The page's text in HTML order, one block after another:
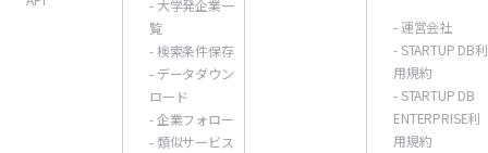
- 大学発企業一
覧
- 検索条件保存
- データダウン
ロード
- 企業フォロー
- 類似サービス
- 運営会社
- STARTUP DB利
用規約
- STARTUP DB
ENTERPRISE利
用規約